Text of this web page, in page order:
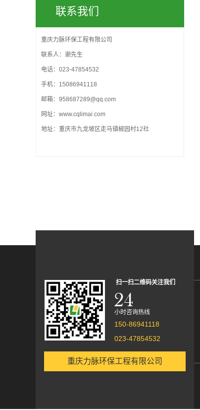
联系我们
重庆力脉环保工程有限公司
联系人：谢先生
电话：023-47854532
手机：15086941118
邮箱：958687289@qq.com
网址： www.cqlimai.com
地址：重庆市九龙坡区走马镇椒园村12社
扫一扫二维码关注我们
小时咨询热线
150-86941118
023-47854532
重庆力脉环保工程有限公司